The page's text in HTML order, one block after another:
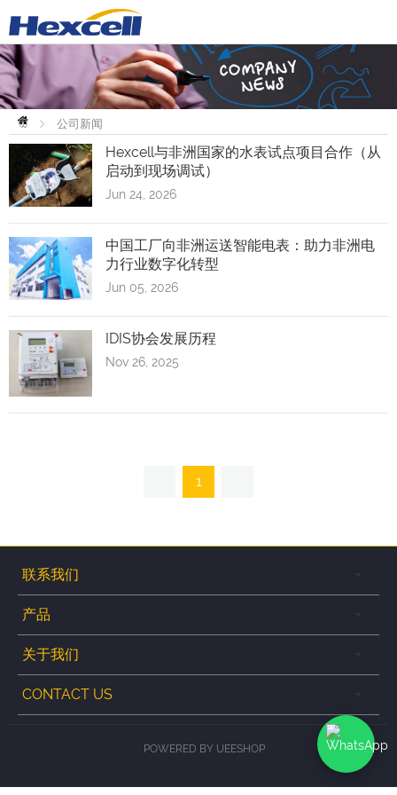
页 公司新闻
Hexcell与非洲国家的水表试点项目合作（从
启动到现场调试）
Jun 24, 2026
中国工厂向非洲运送智能电表：助力非洲电
力行业数字化转型
Jun 05, 2026
IDIS协会发展历程
Nov 26, 2025
1
联系我们
产品
关于我们
CONTACT US
POWERED BY UEESHOP